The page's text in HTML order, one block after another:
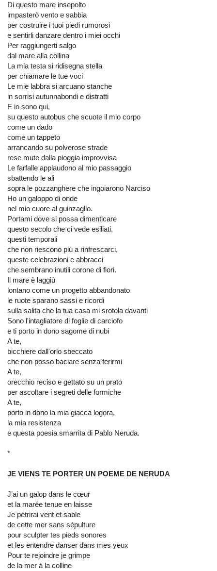
Di questo mare insepolto
impasterò vento e sabbia
per costruire i tuoi piedi rumorosi
e sentirli danzare dentro i miei occhi
Per raggiungerti salgo
dal mare alla collina
La mia testa si ridisegna stella
per chiamare le tue voci
Le mie labbra si arcuano stanche
in sorrisi autunnabondi e distratti
E io sono qui,
su questo autobus che scuote il mio corpo
come un dado
come un tappeto
arrancando su polverose strade
rese mute dalla pioggia improvvisa
Le farfalle applaudono al mio passaggio
sbattendo le ali
sopra le pozzanghere che ingoiarono Narciso
Ho un galoppo di onde
nel mio cuore al guinzaglio.
Portami dove si possa dimenticare
questo secolo che ci vede esiliati,
questi temporali
che non riescono più a rinfrescarci,
queste celebrazioni e abbracci
che sembrano inutili corone di fiori.
Il mare è laggiù
lontano come un progetto abbandonato
le ruote sparano sassi e ricordi
sulla salita che la tua casa mi srotola davanti
Sono l'intagliatore di foglie di carciofo
e ti porto in dono sagome di nubi
A te,
bicchiere dall'orlo sbeccato
che non posso baciare senza ferirmi
A te,
orecchio reciso e gettato su un prato
per ascoltare i segreti delle formiche
A te,
porto in dono la mia giacca logora,
la mia resistenza
e questa poesia smarrita di Pablo Neruda.
*
JE VIENS TE PORTER UN POEME DE NERUDA
J’ai un galop dans le cœur
et la marée tenue en laisse
Je pétrirai vent et sable
de cette mer sans sépulture
pour sculpter tes pieds sonores
et les entendre danser dans mes yeux
Pour te rejoindre je grimpe
de la mer à la colline